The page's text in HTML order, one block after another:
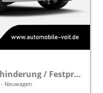
Sportline 100% Schwerbehinderung / Festpreisgarantie* Modelljahr 1.5 TSI Mild-Hybrid 150PS DSG "Sonderangebot bei Schwerbehinderung" frei konfigurierbar!
Neuwagen